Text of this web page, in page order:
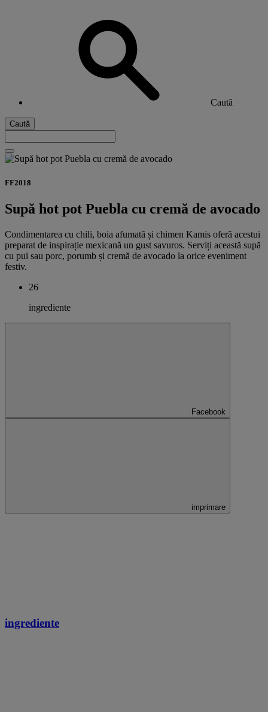
Caută
Caută
FF2018
Supă hot pot Puebla cu cremă de avocado
Condimentarea cu chili, boia afumată și chimen Kamis oferă acestui
preparat de inspirație mexicană un gust savuros. Serviți această supă
cu pui sau porc, porumb și cremă de avocado la orice eveniment
festiv.
26
ingrediente
Facebook
imprimare
ingrediente